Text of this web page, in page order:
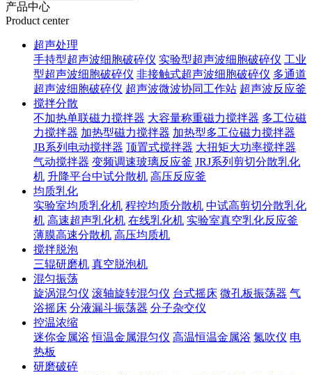
产品中心
Product center
超声处理
手持型超声波细胞破碎仪 实验型超声波细胞破碎仪 工业
型超声波细胞破碎仪 非接触式超声波细胞破碎仪 多通道
超声波细胞破碎仪 超声波微波协同工作站 超声波反应釜
搅拌分散
不加热单联磁力搅拌器 大容量称重磁力搅拌器 多工位磁
力搅拌器 加热型磁力搅拌器 加热型多工位磁力搅拌器
JB系列电动搅拌器 顶置式搅拌器 大扭矩大功率搅拌器
气动搅拌器 变频调速玻璃反应釜 JRJ系列剪切分散乳化
机 升降平台中试分散机 高压反应釜
均质乳化
实验室均质乳化机 程控均质分散机 中试高剪切分散乳化
机 高速超声乳化机 在线乳化机 实验室真空乳化反应釜
薄膜高速分散机 高压均质机
搅拌脱泡
三辊研磨机 真空脱泡机
混匀振荡
旋涡混匀仪 滚轴旋转混匀仪 台式摇床 微孔板振荡器 气
浴摇床 分液漏斗振荡器 分子杂交仪
控温浓缩
迷你金属浴 恒温金属混匀仪 高温恒温金属浴 氮吹仪 电
热板
研磨破碎